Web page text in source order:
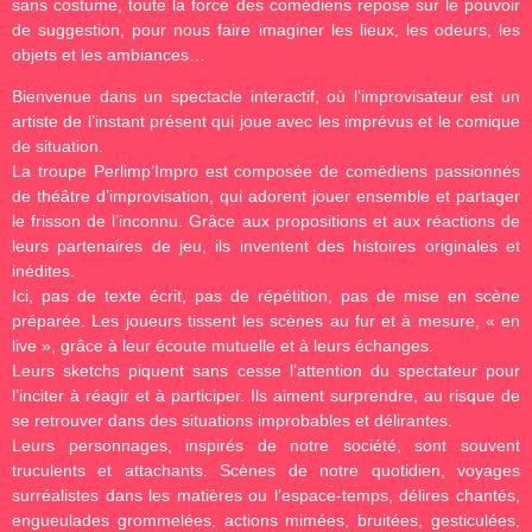
sans costume, toute la force des comédiens repose sur le pouvoir
de suggestion, pour nous faire imaginer les lieux, les odeurs, les
objets et les ambiances…
Bienvenue dans un spectacle interactif, où l’improvisateur est un
artiste de l’instant présent qui joue avec les imprévus et le comique
de situation.
La troupe Perlimp’Impro est composée de comédiens passionnés
de théâtre d’improvisation, qui adorent jouer ensemble et partager
le frisson de l’inconnu. Grâce aux propositions et aux réactions de
leurs partenaires de jeu, ils inventent des histoires originales et
inédites.
Ici, pas de texte écrit, pas de répétition, pas de mise en scène
préparée. Les joueurs tissent les scènes au fur et à mesure, « en
live », grâce à leur écoute mutuelle et à leurs échanges.
Leurs sketchs piquent sans cesse l’attention du spectateur pour
l’inciter à réagir et à participer. Ils aiment surprendre, au risque de
se retrouver dans des situations improbables et délirantes.
Leurs personnages, inspirés de notre société, sont souvent
truculents et attachants. Scènes de notre quotidien, voyages
surréalistes dans les matières ou l’espace-temps, délires chantés,
engueulades grommelées, actions mimées, bruitées, gesticulées,